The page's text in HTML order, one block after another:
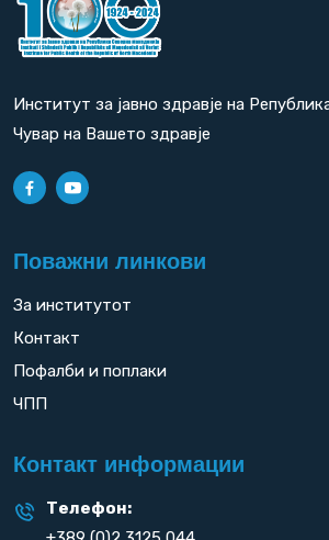
Институт за јавно здравје на
Чувар на Вашето здравје
Поважни линкови
За институтот
Контакт
Пофалби и поплаки
ЧПП
Контакт информации
Телефон: